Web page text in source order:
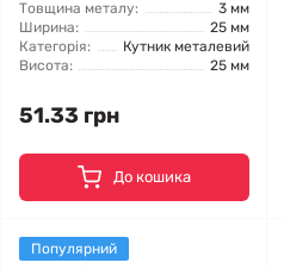
Товщина металу:
3 мм
Ширина:
25 мм
Категорія:
Кутник металевий
Висота:
25 мм
51.33 грн
До кошика
Популярний